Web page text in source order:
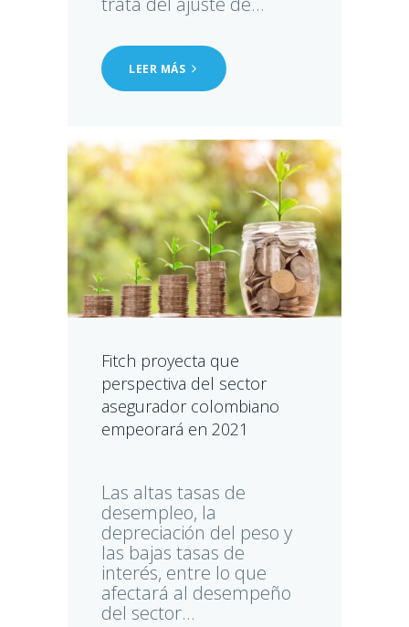
LEER MÁS
Fitch proyecta que
perspectiva del sector
asegurador colombiano
empeorará en 2021
Las altas tasas de
desempleo, la
depreciación del peso y
las bajas tasas de
interés, entre lo que
afectará al desempeño
del sector...